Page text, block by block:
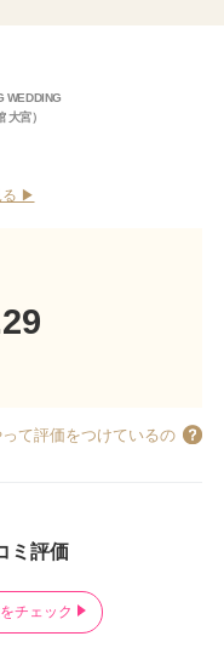
WEDDING
大宮）
る ▶︎
って評価をつけているの
ミ評価
チェック